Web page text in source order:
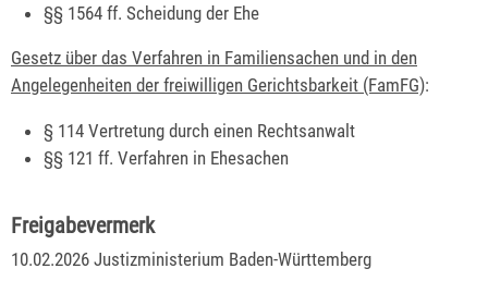
§§ 1564 ff. Scheidung der Ehe
Gesetz über das Verfahren in Familiensachen und in den
Angelegenheiten der freiwilligen Gerichtsbarkeit (FamFG):
§ 114 Vertretung durch einen Rechtsanwalt
§§ 121 ff. Verfahren in Ehesachen
Freigabevermerk
10.02.2026 Justizministerium Baden-Württemberg